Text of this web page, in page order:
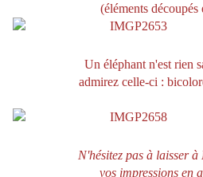
(éléments
Un éléphant n'est rien
admirez celle-ci :
N'hésitez pas à laisser
vos impressions en